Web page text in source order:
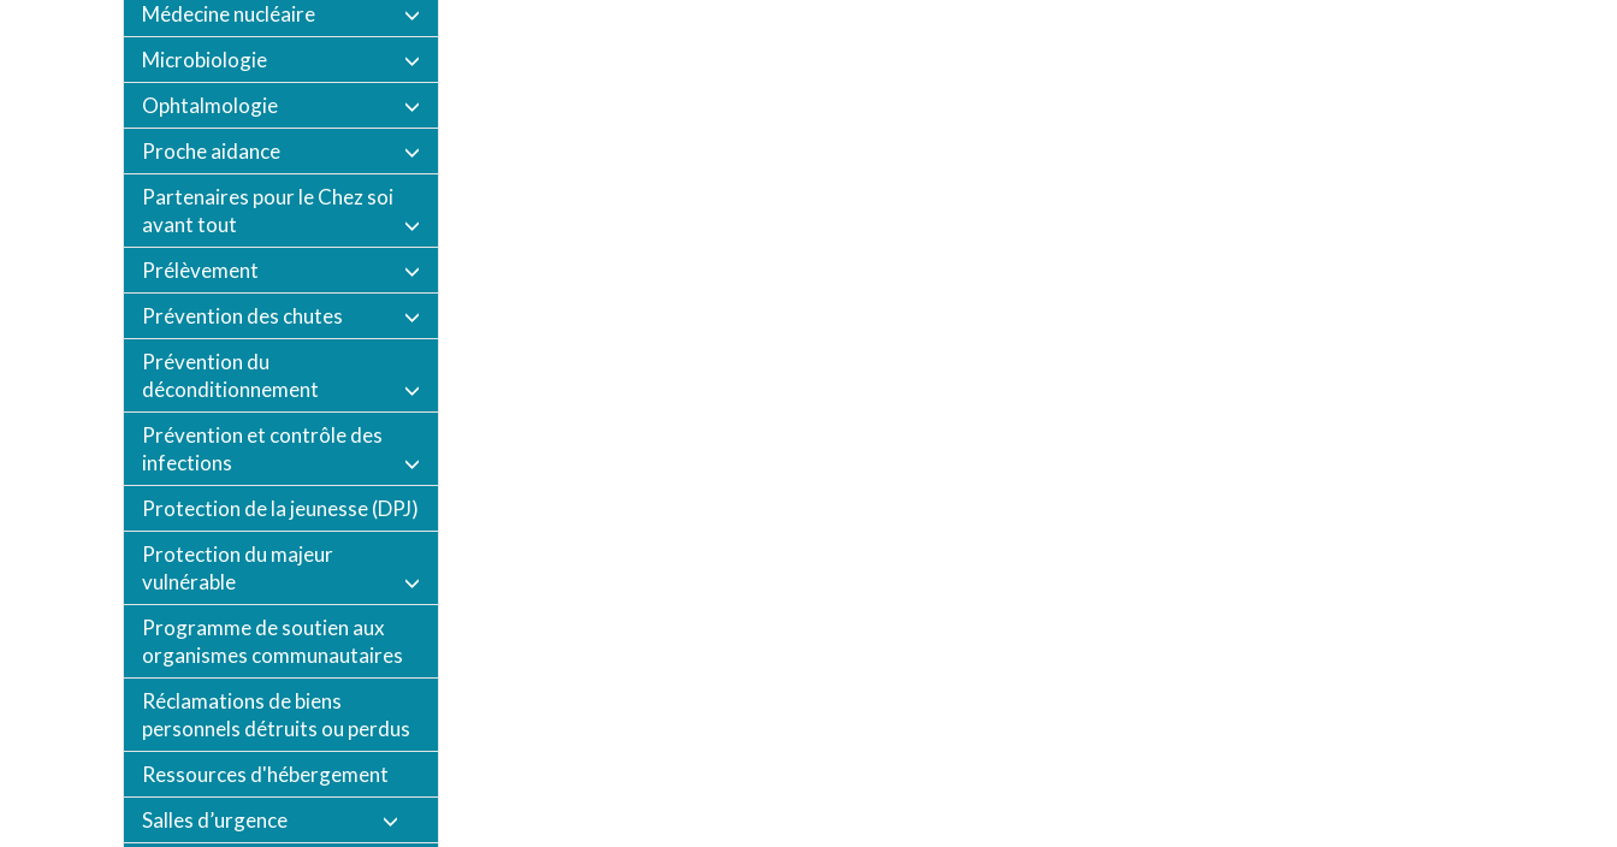
Médecine nucléaire
Microbiologie
Ophtalmologie
Proche aidance
Partenaires pour le Chez soi
avant tout
Prélèvement
Prévention des chutes
Prévention du
déconditionnement
Prévention et contrôle des
infections
Protection de la jeunesse (DPJ)
Protection du majeur
vulnérable
Programme de soutien aux
organismes communautaires
Réclamations de biens
personnels détruits ou perdus
Ressources d'hébergement
Salles d’urgence